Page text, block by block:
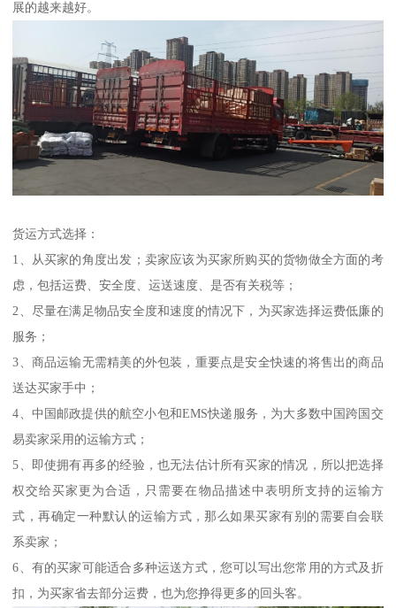
展的越来越好。
货运方式选择：
1、从买家的角度出发；卖家应该为买家所购买的货物做全方面的考
虑，包括运费、安全度、运送速度、是否有关税等；
2、尽量在满足物品安全度和速度的情况下，为买家选择运费低廉的
服务；
3、商品运输无需精美的外包装，重要点是安全快速的将售出的商品
送达买家手中；
4、中国邮政提供的航空小包和EMS快递服务，为大多数中国跨国交
易卖家采用的运输方式；
5、即使拥有再多的经验，也无法估计所有买家的情况，所以把选择
权交给买家更为合适，只需要在物品描述中表明所支持的运输方
式，再确定一种默认的运输方式，那么如果买家有别的需要自会联
系卖家；
6、有的买家可能适合多种运送方式，您可以写出您常用的方式及折
扣，为买家省去部分运费，也为您挣得更多的回头客。